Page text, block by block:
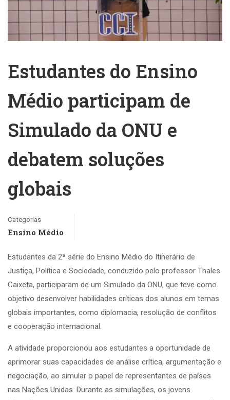
Estudantes do Ensino
Médio participam de
Simulado da ONU e
debatem soluções
globais
Categorias
Ensino Médio
Estudantes da 2ª série do Ensino Médio do Itinerário de
Justiça, Política e Sociedade, conduzido pelo professor Thales
Caixeta, participaram de um Simulado da ONU, que teve como
objetivo desenvolver habilidades críticas dos alunos em temas
globais importantes, como diplomacia, resolução de conflitos
e cooperação internacional.
A atividade proporcionou aos estudantes a oportunidade de
aprimorar suas capacidades de análise crítica, argumentação e
negociação, ao simular o papel de representantes de países
nas Nações Unidas. Durante as simulações, os jovens